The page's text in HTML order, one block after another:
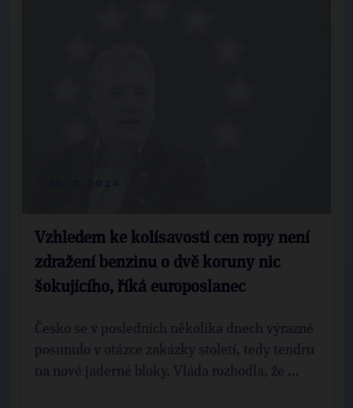
Vzhledem ke kolísavosti cen ropy není
zdražení benzinu o dvě koruny nic
šokujícího, říká europoslanec
Česko se v posledních několika dnech výrazně
posunulo v otázce zakázky století, tedy tendru
na nové jaderné bloky. Vláda rozhodla, že ...